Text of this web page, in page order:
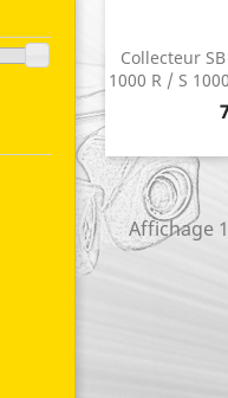
Collecteur
1000 R / S
Affichage